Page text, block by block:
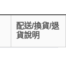
配送/換貨/退
貨說明